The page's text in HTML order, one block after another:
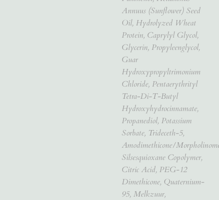
Annuus (Sunflower) Seed
Oil, Hydrolyzed Wheat
Protein, Caprylyl Glycol,
Glycerin, Propyleenglycol,
Guar
Hydroxypropyltrimonium
Chloride, Pentaerythrityl
Tetra-Di-T-Butyl
Hydroxyhydrocinnamate,
Propanediol, Potassium
Sorbate, Trideceth-5,
Amodimethicone/
Silsesquioxane Copolymer,
Citric Acid, PEG-12
Dimethicone, Quaternium-
95, Melkzuur,